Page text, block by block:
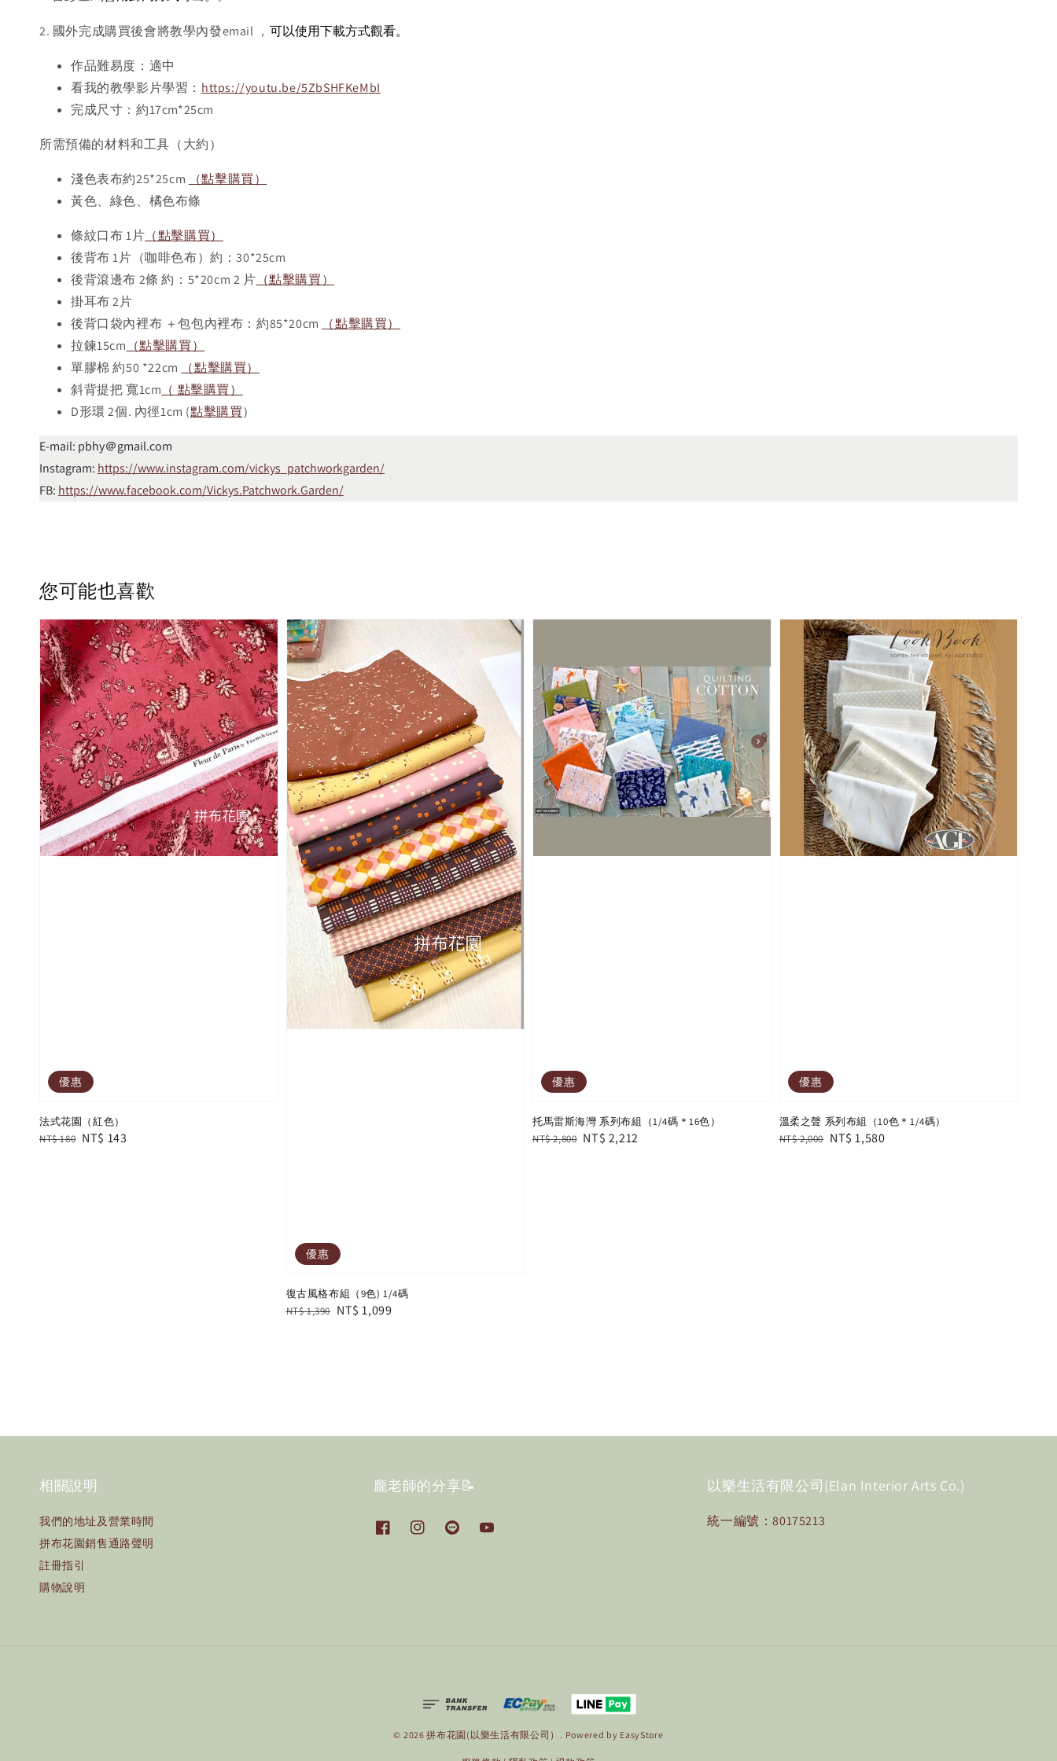
2. 國外完成購買後會將教學內發email ， 可以使用下載方式觀看。
作品難易度：適中
看我的教學影片學習： https://youtu.be/5ZbSHFKeMbI
完成尺寸：約17cm*25cm
所需預備的材料和工具（大約）
淺色表布約25*25cm
（點擊購買）
黃色、綠色、橘色布條
條紋口布 1片 （點擊購買）
後背布 1片（咖啡色布）約：30*25cm
後背滾邊布 2條 約：5*20cm 2 片 （點擊購買）
掛耳布 2片
後背口袋內裡布 ＋包包內裡布：約85*20cm
（點擊購買）
拉鍊15cm （點擊購買）
單膠棉 約50 *22cm
（點擊購買）
斜背提把 寬1cm （ 點擊購買）
D形環 2個. 內徑1cm (點擊購買）
E-mail: pbhy＠gmail.com
Instagram: https://www.instagram.com/vickys_patchworkgarden/
FB: https://www.facebook.com/Vickys.Patchwork.Garden/
您可能也喜歡
優惠
法式花園（紅色）
Regular
NT$ 180 Sale
NT$ 143
優惠
復古風格布組（9色) 1/4碼
Regular
NT$ 1,390 Sale
NT$ 1,099
優惠
托馬雷斯海灣 系列布組（1/4碼＊16色）
Regular
NT$ 2,800 Sale
NT$ 2,212
優惠
溫柔之聲 系列布組（10色＊1/4碼）
Regular
NT$ 2,000 Sale
NT$ 1,580
相關說明
我們的地址及營業時間
拼布花園銷售通路聲明
註冊指引
購物說明
龐老師的分享📝 以樂生活有限公司(Elan Interior Arts Co.)
統一編號：80175213
© 2026 拼布花園(以樂生活有限公司）. Powered by EasyStore